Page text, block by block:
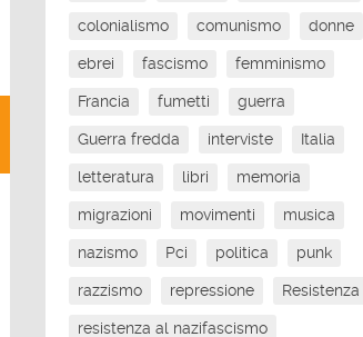
colonialismo comunismo donne
ebrei fascismo femminismo
Francia fumetti guerra
Guerra fredda interviste Italia
letteratura libri memoria
migrazioni movimenti musica
nazismo Pci politica punk
razzismo repressione Resistenza
resistenza al nazifascismo